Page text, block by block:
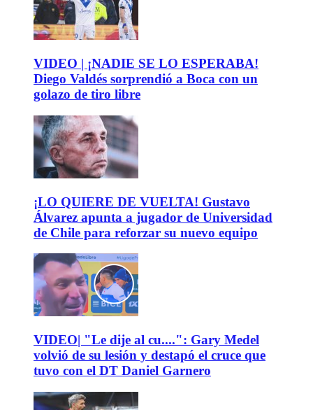
VIDEO | ¡NADIE SE LO ESPERABA!
Diego Valdés sorprendió a Boca con un
golazo de tiro libre
¡LO QUIERE DE VUELTA! Gustavo
Álvarez apunta a jugador de Universidad
de Chile para reforzar su nuevo equipo
VIDEO| "Le dije al cu....": Gary Medel
volvió de su lesión y destapó el cruce que
tuvo con el DT Daniel Garnero